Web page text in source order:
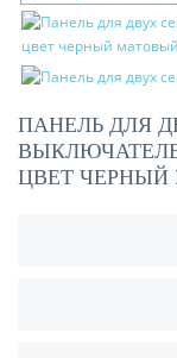
ПАНЕЛЬ ДЛЯ
ЦВЕТ